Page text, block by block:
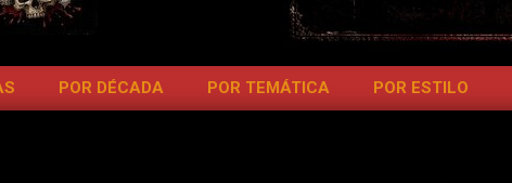
POR DÉCADA POR TEMÁTICA POR ESTILO